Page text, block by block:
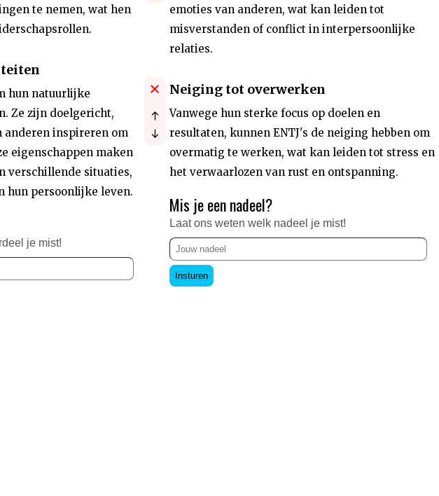
te nemen, wat hen
hun natuurlijke
Ze zijn doelgericht,
anderen inspireren om
eigenschappen maken
verschillende situaties,
hun persoonlijke leven.
je mist!
emoties van anderen, wat kan leiden tot
misverstanden of conflict in interpersoonlijke
relaties.
Neiging tot overwerken
Vanwege hun sterke focus op doelen en
resultaten, kunnen ENTJ's de neiging hebben om
overmatig te werken, wat kan leiden tot stress en
het verwaarlozen van rust en ontspanning.
Mis je een nadeel?
Laat ons weten welk nadeel je mist!
Insturen